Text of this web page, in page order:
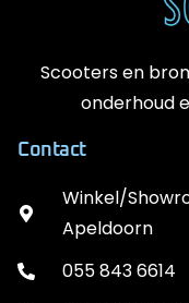
Scooters en
onderhoud
Contact
Winkel/
Apeldoorn
055 843 6614